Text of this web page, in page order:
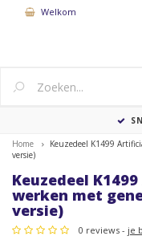
Welkom
Home
Keuzedeel K1499
versie)
Keuzedeel
werken met
versie)
0 reviews - je